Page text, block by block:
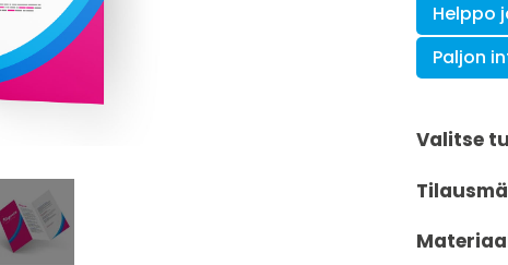
Helppo
Paljon
Valitse